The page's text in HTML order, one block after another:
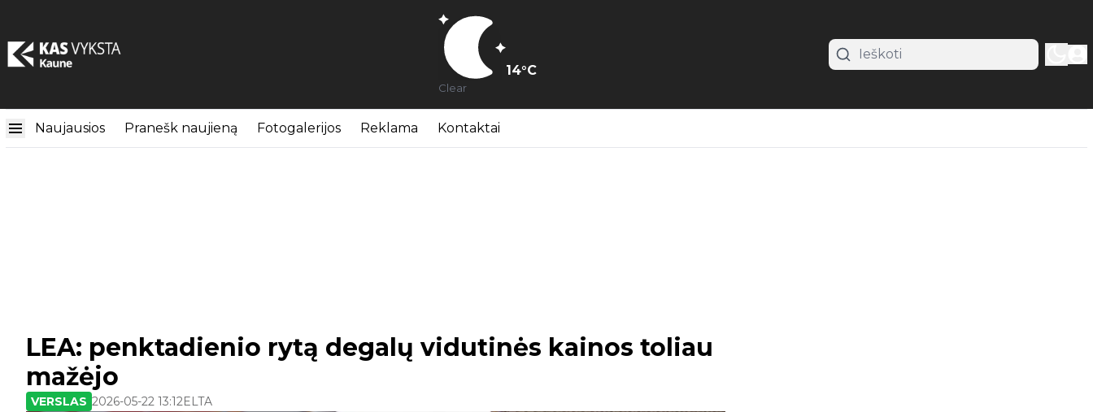
14°C
Clear
Naujausios Pranešk naujieną Fotogalerijos Reklama Kontaktai
LEA: penktadienio rytą degalų vidutinės kainos toliau
mažėjo
VERSLAS 2026-05-22 13:12ELTA